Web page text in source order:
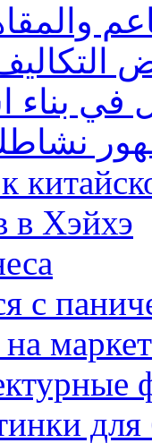
بناء
в Хэйхэ
с